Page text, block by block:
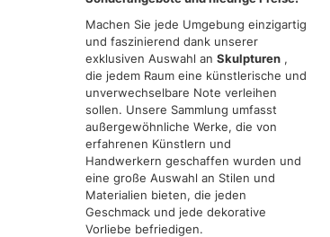
Machen Sie jede Umgebung einzigartig
und faszinierend dank unserer
exklusiven Auswahl an Skulpturen ,
die jedem Raum eine künstlerische und
unverwechselbare Note verleihen
sollen. Unsere Sammlung umfasst
außergewöhnliche Werke, die von
erfahrenen Künstlern und
Handwerkern geschaffen wurden und
eine große Auswahl an Stilen und
Materialien bieten, die jeden
Geschmack und jede dekorative
Vorliebe befriedigen.